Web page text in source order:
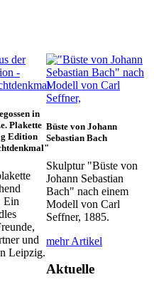
in
Plakette
Edition
Ein
und
Leipzig.
Büste von Johann
Sebastian Bach
Skulptur "Büste von
Johann Sebastian
Bach" nach einem
Modell von Carl
Seffner, 1885.
mehr Artikel
Aktuelle